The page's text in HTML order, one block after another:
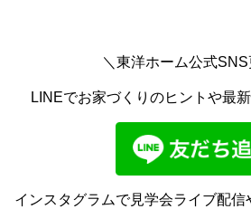
＼東洋ホーム公式SNS
LINEでお家づくりのヒントや最
インスタグラムで見学会ライブ配信